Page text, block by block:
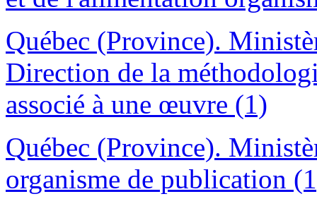
Québec (Province).
Direction de la
associé à une œuvre (1)
Québec (Province).
organisme de publication